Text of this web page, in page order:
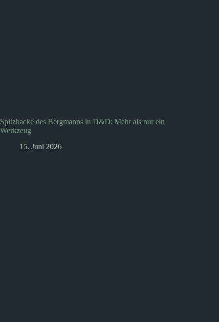
Spitzhacke des Bergmanns in D&D: Mehr als nur ein
Werkzeug
15. Juni 2026